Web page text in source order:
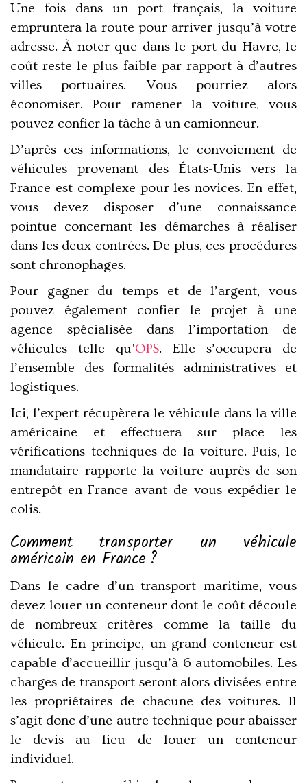
Une fois dans un port français, la voiture
empruntera la route pour arriver jusqu’à votre
adresse. À noter que dans le port du Havre, le
coût reste le plus faible par rapport à d’autres
villes portuaires. Vous pourriez alors
économiser. Pour ramener la voiture, vous
pouvez confier la tâche à un camionneur.
D’après ces informations, le convoiement de
véhicules provenant des États-Unis vers la
France est complexe pour les novices. En effet,
vous devez disposer d’une connaissance
pointue concernant les démarches à réaliser
dans les deux contrées. De plus, ces procédures
sont chronophages.
Pour gagner du temps et de l’argent, vous
pouvez également confier le projet à une
agence spécialisée dans l’importation de
véhicules telle qu'OPS. Elle s’occupera de
l’ensemble des formalités administratives et
logistiques.
Ici, l’expert récupèrera le véhicule dans la ville
américaine et effectuera sur place les
vérifications techniques de la voiture. Puis, le
mandataire rapporte la voiture auprès de son
entrepôt en France avant de vous expédier le
colis.
Comment transporter un véhicule
américain en France ?
Dans le cadre d’un transport maritime, vous
devez louer un conteneur dont le coût découle
de nombreux critères comme la taille du
véhicule. En principe, un grand conteneur est
capable d’accueillir jusqu’à 6 automobiles. Les
charges de transport seront alors divisées entre
les propriétaires de chacune des voitures. Il
s’agit donc d’une autre technique pour abaisser
le devis au lieu de louer un conteneur
individuel.